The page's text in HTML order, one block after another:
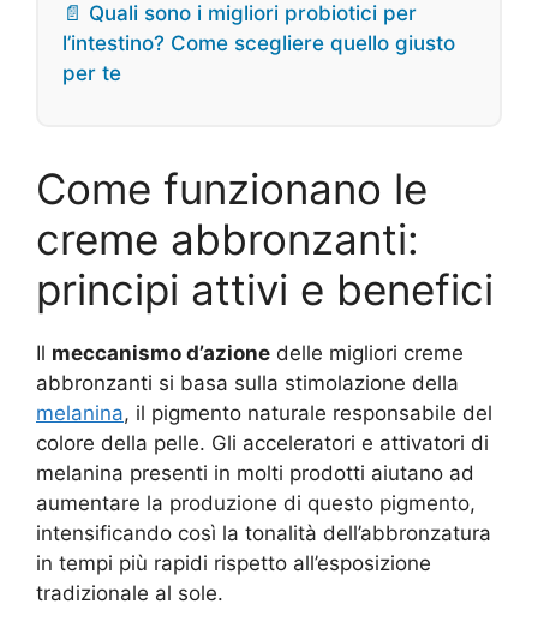
📄 Quali sono i migliori probiotici per
l’intestino? Come scegliere quello giusto
per te
Come funzionano le
creme abbronzanti:
principi attivi e benefici
Il meccanismo d’azione delle migliori creme
abbronzanti si basa sulla stimolazione della
melanina, il pigmento naturale responsabile del
colore della pelle. Gli acceleratori e attivatori di
melanina presenti in molti prodotti aiutano ad
aumentare la produzione di questo pigmento,
intensificando così la tonalità dell’abbronzatura
in tempi più rapidi rispetto all’esposizione
tradizionale al sole.